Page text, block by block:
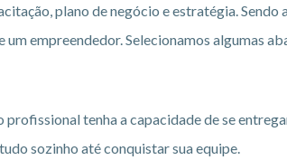
plano de negócio e estratégia. Sendo
empreendedor. Selecionamos algumas
profissional tenha a capacidade de se
sozinho até conquistar sua equipe.